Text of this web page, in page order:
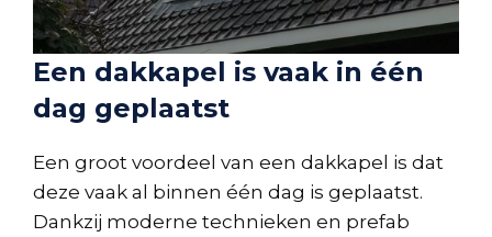
Een dakkapel is vaak in één
dag geplaatst
Een groot voordeel van een dakkapel is dat
deze vaak al binnen één dag is geplaatst.
Dankzij moderne technieken en prefab